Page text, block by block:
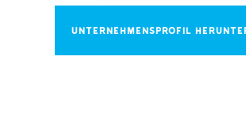
UNTERNEHMENSPROFIL